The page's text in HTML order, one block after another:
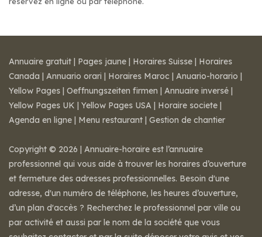
Annuaire gratuit | Pages jaune | Horaires Suisse | Horaires
Canada | Annuario orari | Horaires Maroc | Anuario-horario |
Yellow Pages | Oeffnungszeiten firmen | Annuaire inversé |
Yellow Pages UK | Yellow Pages USA | Horaire societe |
Agenda en ligne | Menu restaurant | Gestion de chantier
Copyright © 2026 | Annuaire-horaire est l’annuaire
professionnel qui vous aide à trouver les horaires d’ouverture
et fermeture des adresses professionnelles. Besoin d'une
adresse, d'un numéro de téléphone, les heures d’ouverture,
d’un plan d'accès ? Recherchez le professionnel par ville ou
par activité et aussi par le nom de la société que vous